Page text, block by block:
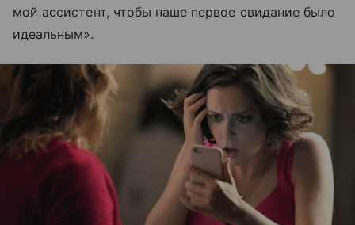
мой ассистент, чтобы наше первое свидание было
идеальным».